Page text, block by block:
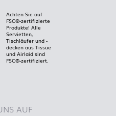
Achten Sie auf
FSC®-zertifizierte
Produkte! Alle
Servietten,
Tischläufer und -
decken aus Tissue
und Airlaid sind
FSC®-zertifiziert.
AUF